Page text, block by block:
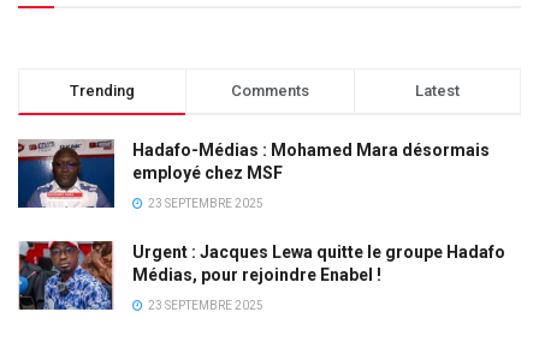
Trending Comments Latest
Hadafo-Médias : Mohamed Mara désormais
employé chez MSF
23 SEPTEMBRE 2025
Urgent : Jacques Lewa quitte le groupe Hadafo
Médias, pour rejoindre Enabel !
23 SEPTEMBRE 2025